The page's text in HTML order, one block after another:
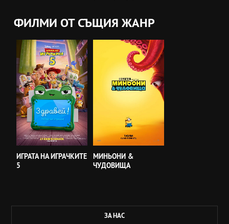
ФИЛМИ ОТ СЪЩИЯ ЖАНР
ИГРАТА НА ИГРАЧКИТЕ
5
МИНЬОНИ &
ЧУДОВИЩА
ЗА НАС